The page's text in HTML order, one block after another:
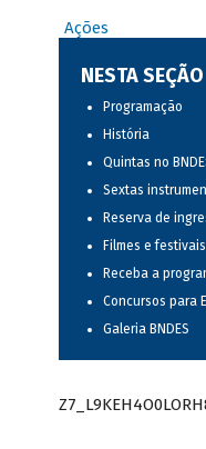
Ações
NESTA SEÇÃO
Programação
História
Quintas no
Sextas
Reserva de
Filmes e
Receba a
Concursos para
Galeria BNDES